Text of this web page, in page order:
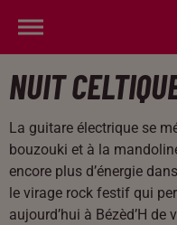
NUIT
La guitare électrique se
bouzouki et à la
encore plus d’énergie
le virage rock festif qui
aujourd’hui à Bézèd’H